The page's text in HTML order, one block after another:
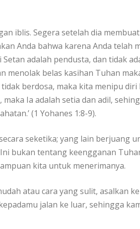
iblis. Segera setelah dia
Anda bahwa karena Anda telah
adalah pendusta, dan tidak
menolak belas kasihan Tuhan
berdosa, maka kita menipu
Ia adalah setia dan adil,
(1 Yohanes 1:8-9).
seketika; yang lain berjuang
bukan tentang keengganan
kita untuk menerimanya.
atau cara yang sulit, asalkan
jalan ke luar, sehingga